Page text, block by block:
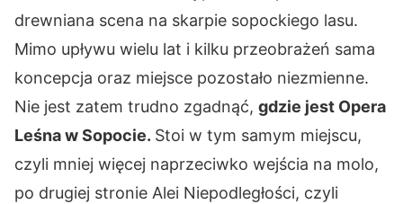
drewniana scena na skarpie sopockiego lasu.
Mimo upływu wielu lat i kilku przeobrażeń sama
koncepcja oraz miejsce pozostało niezmienne.
Nie jest zatem trudno zgadnąć, gdzie jest Opera
Leśna w Sopocie. Stoi w tym samym miejscu,
czyli mniej więcej naprzeciwko wejścia na molo,
po drugiej stronie Alei Niepodległości, czyli